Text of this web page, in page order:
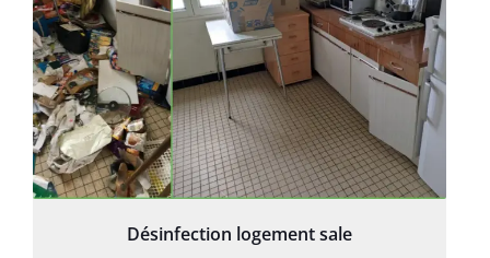
Désinfection logement sale